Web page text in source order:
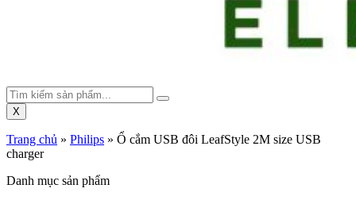
X
Trang chủ » Philips » Ổ cắm USB đôi LeafStyle 2M size USB
charger
Danh mục sản phẩm